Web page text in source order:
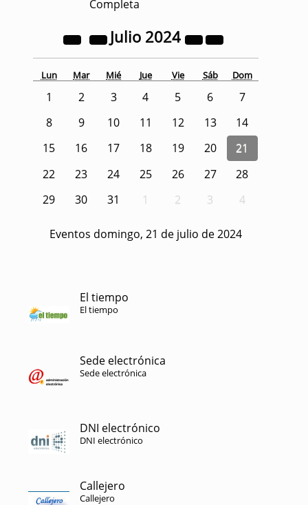
Completa
Julio 2024
Lun Mar Mié Jue Vie Sáb Dom
1 2 3 4 5 6
7
8
9 10 11 12 13
14
15
16 17 18 19 20
21
22
23 24 25 26 27
28
29
30 31 1 2 3 4
Eventos domingo, 21 de julio de 2024
El tiempo
El tiempo
Sede electrónica
Sede electrónica
DNI electrónico
DNI electrónico
Callejero
Callejero